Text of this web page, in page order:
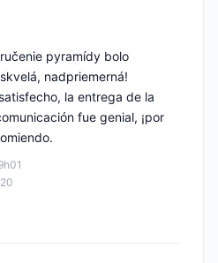
pyramídy bolo
nadpriemerná!
la entrega de la
fue genial, ¡por